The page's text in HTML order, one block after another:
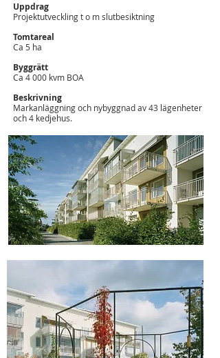
Uppdrag
Projektutveckling t o m slutbesiktning
Tomtareal
Ca 5 ha
Byggrätt
Ca 4 000 kvm BOA
Beskrivning
Markanläggning och nybyggnad av 43 lägenheter
och 4 kedjehus.